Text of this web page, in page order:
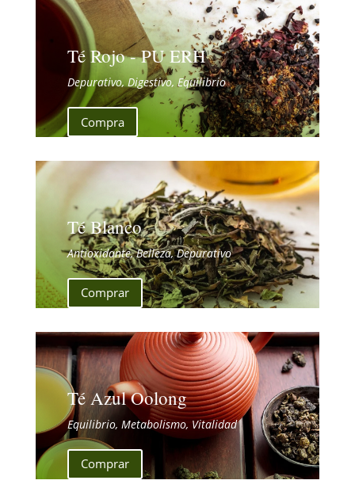
Té Rojo - PU ERH
Depurativo, Digestivo, Equilibrio
Compra
Té Blanco
Antioxidante, Belleza, Depurativo
Comprar
Té Azul Oolong
Equilibrio, Metabolismo, Vitalidad
Comprar